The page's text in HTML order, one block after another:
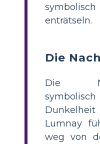
enträtseln.
Die
Die
Dunkelheit
Lumnay
weg von